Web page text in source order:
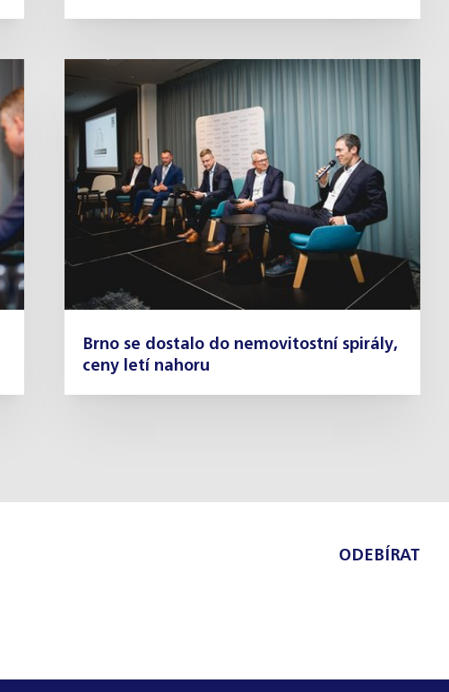
Brno se dostalo do nemovitostní spirály,
ceny letí nahoru
ODEBÍRAT